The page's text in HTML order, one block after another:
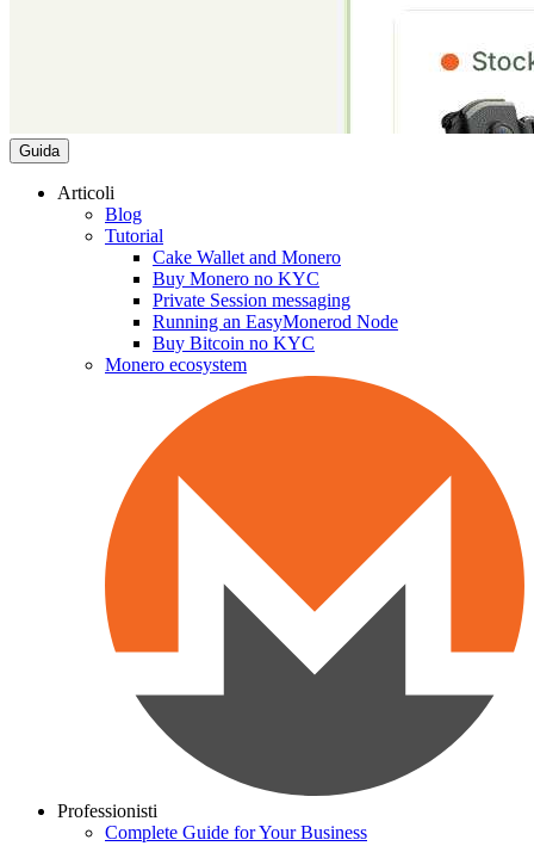
Guida
Articoli
Blog
Tutorial
Cake Wallet and Monero
Buy Monero no KYC
Private Session messaging
Running an EasyMonerod Node
Buy Bitcoin no KYC
Monero ecosystem
Professionisti
Complete Guide for Your Business